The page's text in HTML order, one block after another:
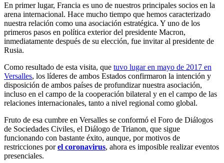
En primer lugar, Francia es uno de nuestros principales socios en la
arena internacional. Hace mucho tiempo que hemos caracterizado
nuestra relación como una asociación estratégica. Y uno de los
primeros pasos en política exterior del presidente Macron,
inmediatamente después de su elección, fue invitar al presidente de
Rusia.
Como resultado de esta visita, que tuvo lugar en mayo de 2017 en
Versalles, los líderes de ambos Estados confirmaron la intención y
disposición de ambos países de profundizar nuestra asociación,
incluso en el campo de la cooperación bilateral y en el campo de las
relaciones internacionales, tanto a nivel regional como global.
Fruto de esa cumbre en Versalles se conformó el Foro de Diálogos
de Sociedades Civiles, el Diálogo de Trianon, que sigue
funcionando con bastante éxito, aunque, por motivos de
restricciones porel coronavirus, ahora es imposible realizar eventos
presenciales.